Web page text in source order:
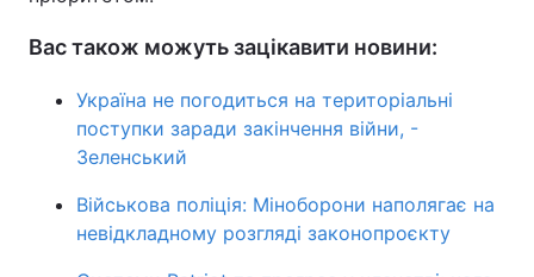
Вас також можуть зацікавити новини:
Україна не погодиться на територіальні
поступки заради закінчення війни, -
Зеленський
Військова поліція: Міноборони наполягає на
невідкладному розгляді законопроєкту